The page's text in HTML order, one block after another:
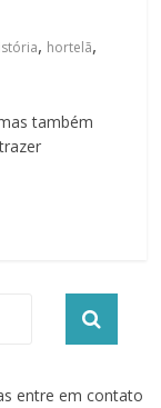
, hortelã,
também
entre em contato